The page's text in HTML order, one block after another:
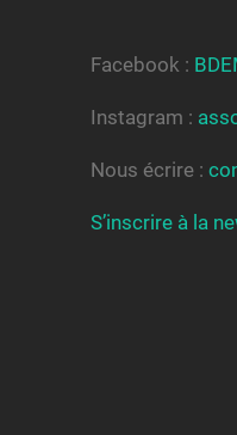
Facebook :
Instagram :
Nous écrire :
S’inscrire à la